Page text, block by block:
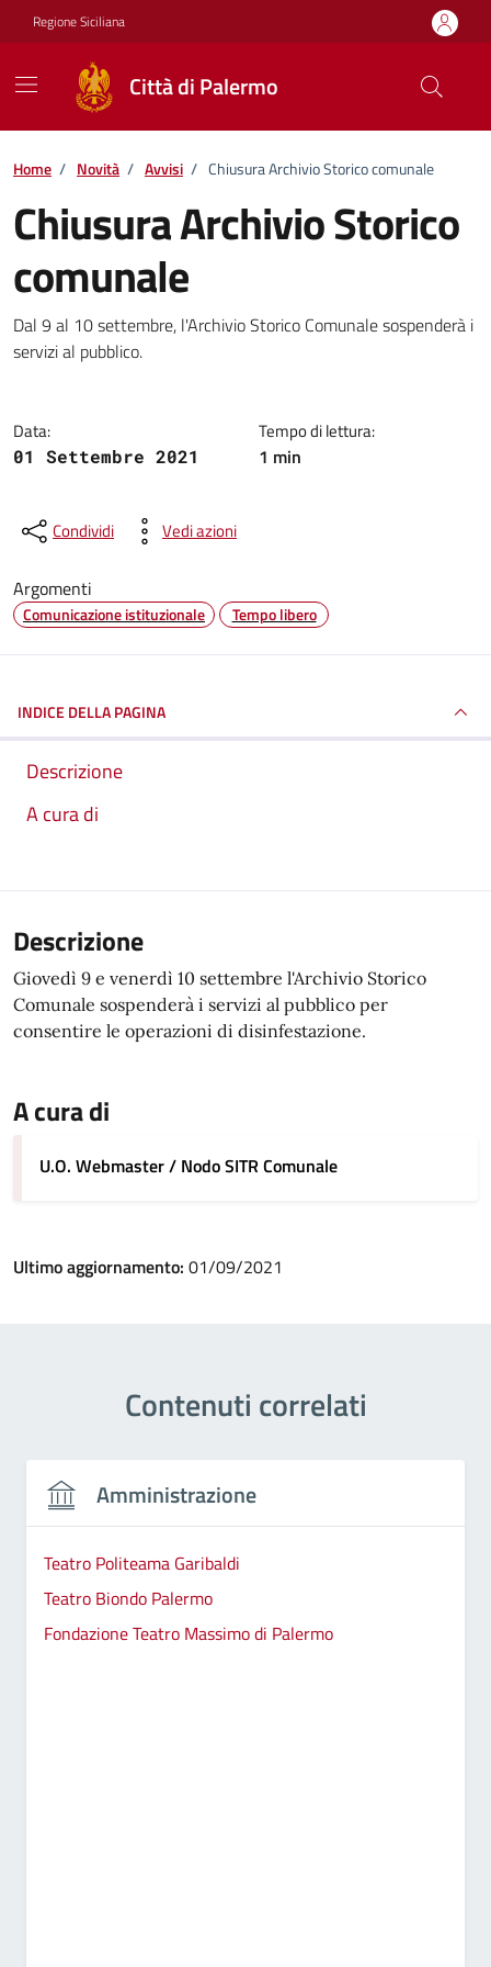
Vai ai contenuti
Vai al footer
Regione Siciliana
Città di Palermo
Home / Novità / Avvisi / Chiusura Archivio Storico comunale
Chiusura Archivio Storico
comunale
Dettagli della notizia
Dal 9 al 10 settembre, l'Archivio Storico Comunale sospenderà i
servizi al pubblico.
Data:
01 Settembre 2021
Tempo di lettura:
1 min
Condividi Vedi azioni
Argomenti
Comunicazione istituzionale Tempo libero
INDICE DELLA PAGINA
Descrizione
A cura di
Descrizione
Giovedì 9 e venerdì 10 settembre l'Archivio Storico
Comunale sospenderà i servizi al pubblico per
consentire le operazioni di disinfestazione.
A cura di
U.O. Webmaster / Nodo SITR Comunale
Ultimo aggiornamento: 01/09/2021
Contenuti correlati
Amministrazione
Teatro Politeama Garibaldi
Teatro Biondo Palermo
Fondazione Teatro Massimo di Palermo